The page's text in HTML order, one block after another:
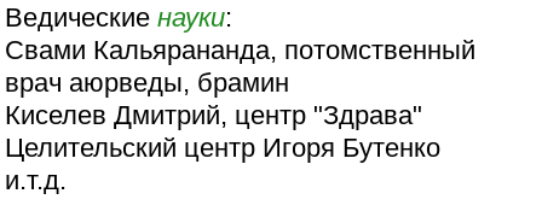
Ведическиенауки:
Свами Кальярананда, потомственный
врач аюрведы, брамин
Киселев Дмитрий, центр "Здрава"
Целительский центр Игоря Бутенко
и.т.д.